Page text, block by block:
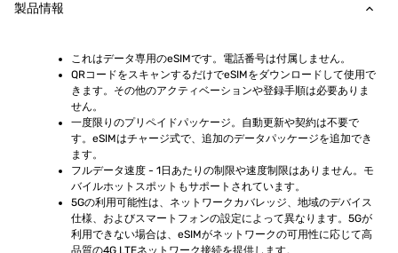
製品情報
これはデータ専用のeSIMです。電話番号は付属しません。
QRコードをスキャンするだけでeSIMをダウンロードして使用で
きます。その他のアクティベーションや登録手順は必要ありま
せん。
一度限りのプリペイドパッケージ。自動更新や契約は不要で
す。eSIMはチャージ式で、追加のデータパッケージを追加でき
ます。
フルデータ速度 - 1日あたりの制限や速度制限はありません。モ
バイルホットスポットもサポートされています。
5Gの利用可能性は、ネットワークカバレッジ、地域のデバイス
仕様、およびスマートフォンの設定によって異なります。5Gが
利用できない場合は、eSIMがネットワークの可用性に応じて高
品質の4G LTEネットワーク接続を提供します。